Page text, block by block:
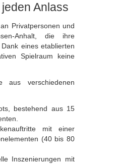
Anlass
Privatpersonen und
Anhalt, die ihre
eines etablierten
Spielraum keine
aus verschiedenen
bestehend aus 15
mit einer
(40 bis 80
Inszenierungen mit